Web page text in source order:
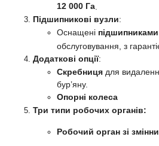
12 000 Га
Підшипникові вузли:
Оснащені
обслуговування, з
Додаткові опції:
Скребниця для
бур’яну.
Опорні колеса
Три типи робочих органів:
Робочий орган зі